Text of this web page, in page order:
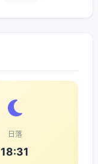
日落
18:31